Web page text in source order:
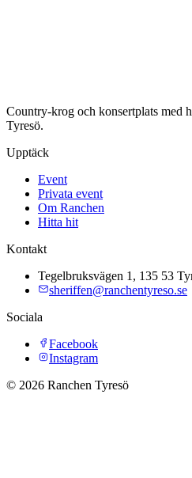
Country-krog och konsertplats med
Tyresö.
Upptäck
Event
Privata event
Om Ranchen
Hitta hit
Kontakt
Tegelbruksvägen 1, 135 53
sheriffen@ranchentyreso.se
Sociala
Facebook
Instagram
© 2026 Ranchen Tyresö